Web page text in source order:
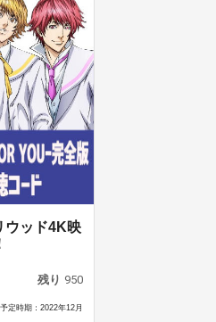
ウッド4K映
残り 950
定時期： 2022年12月